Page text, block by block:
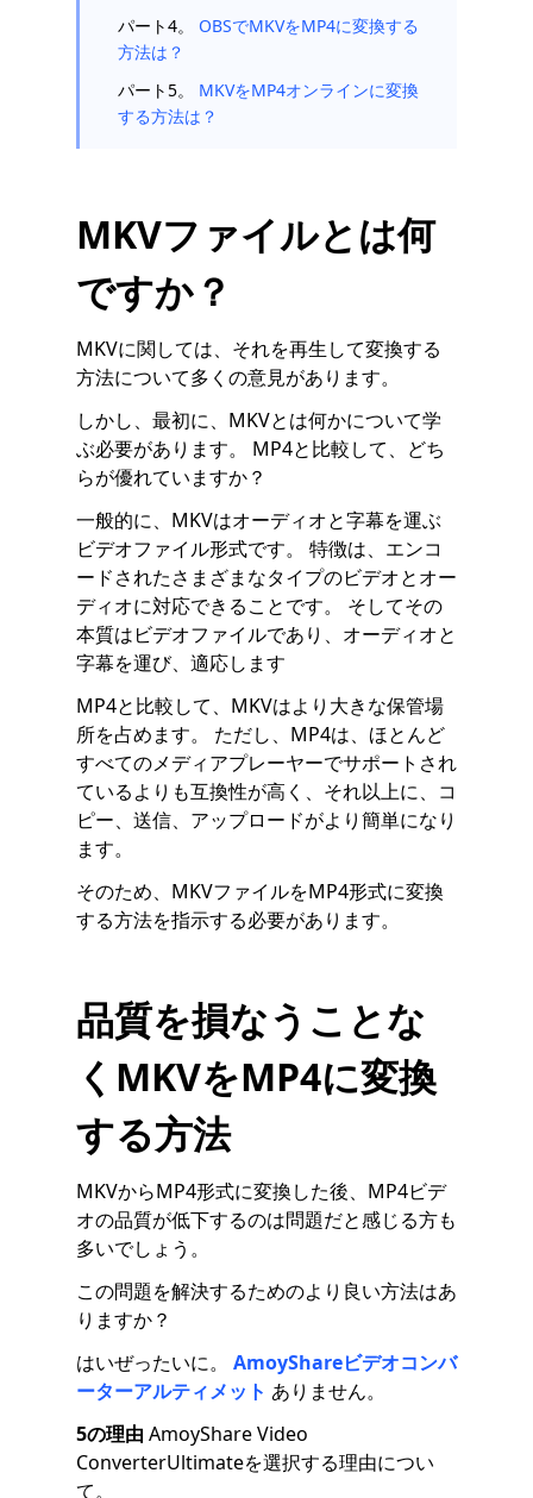
パート4。 OBSでMKVをMP4に変換する
方法は？
パート5。 MKVをMP4オンラインに変換
する方法は？
MKVファイルとは何
ですか？
MKVに関しては、それを再生して変換する
方法について多くの意見があります。
しかし、最初に、MKVとは何かについて学
ぶ必要があります。 MP4と比較して、どち
らが優れていますか？
一般的に、MKVはオーディオと字幕を運ぶ
ビデオファイル形式です。 特徴は、エンコ
ードされたさまざまなタイプのビデオとオー
ディオに対応できることです。 そしてその
本質はビデオファイルであり、オーディオと
字幕を運び、適応します
MP4と比較して、MKVはより大きな保管場
所を占めます。 ただし、MP4は、ほとんど
すべてのメディアプレーヤーでサポートされ
ているよりも互換性が高く、それ以上に、コ
ピー、送信、アップロードがより簡単になり
ます。
そのため、MKVファイルをMP4形式に変換
する方法を指示する必要があります。
品質を損なうことな
くMKVをMP4に変換
する方法
MKVからMP4形式に変換した後、MP4ビデ
オの品質が低下するのは問題だと感じる方も
多いでしょう。
この問題を解決するためのより良い方法はあ
りますか？
はいぜったいに。 AmoyShareビデオコンバ
ーターアルティメット ありません。
5の理由 AmoyShare Video
ConverterUltimateを選択する理由につい
て。